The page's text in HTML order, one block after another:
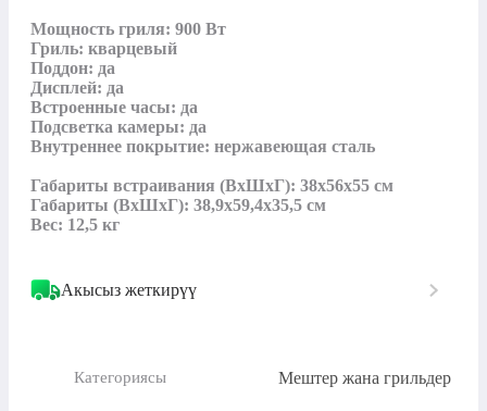
Мощность гриля: 900 Вт
Гриль: кварцевый
Поддон: да
Дисплей: да
Встроенные часы: да
Подсветка камеры: да
Внутреннее покрытие: нержавеющая сталь
Габариты встраивания (ВхШхГ): 38х56х55 см
Габариты (ВхШхГ): 38,9х59,4х35,5 см
Вес: 12,5 кг
Акысыз жеткирүү
Категориясы Мештер жана грильдер